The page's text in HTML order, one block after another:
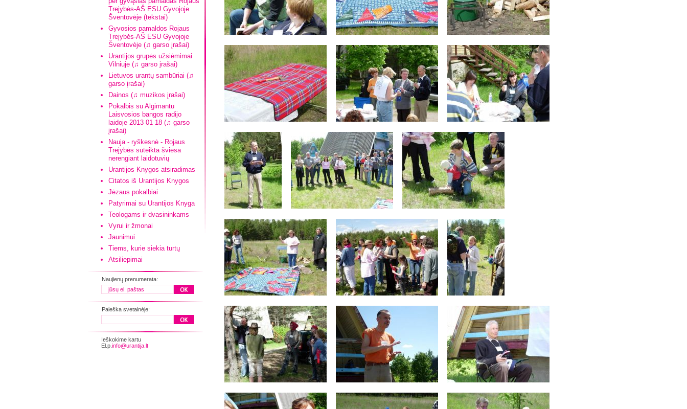
Trejybės-AŠ ESU Gyvojoje
Šventovėje (tekstai)
Gyvosios pamaldos Rojaus
Trejybės-AŠ ESU Gyvojoje
Šventovėje (♫ garso įrašai)
Urantijos grupės užsiėmimai
Vilniuje (♫ garso įrašai)
Lietuvos urantų sambūriai (♫
garso įrašai)
Dainos (♫ muzikos įrašai)
Pokalbis su Algimantu
Laisvosios bangos radijo
laidoje 2013 01 18 (♫ garso
įrašai)
Nauja - ryškesnė - Rojaus
Trejybės suteikta šviesa
nerengiant laidotuvių
Urantijos Knygos atsiradimas
Citatos iš Urantijos Knygos
Jėzaus pokalbiai
Patyrimai su Urantijos Knyga
Teologams ir dvasininkams
Vyrui ir žmonai
Jaunimui
Tiems, kurie siekia turtų
Atsiliepimai
Naujienų prenumerata:
Paieška svetainėje:
Ieškokime kartu
El.p. info@urantija.lt